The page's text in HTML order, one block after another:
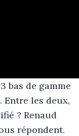
bas de gamme
Entre les deux,
? Renaud
répondent.